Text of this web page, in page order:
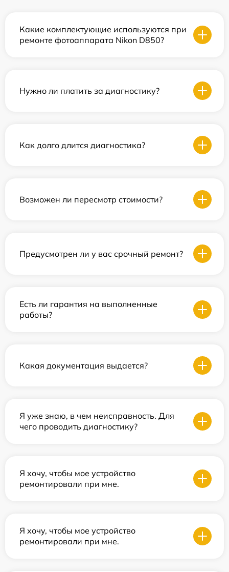
Какие комплектующие используются при
ремонте фотоаппарата Nikon D850?
Нужно ли платить за диагностику?
Как долго длится диагностика?
Возможен ли пересмотр стоимости?
Предусмотрен ли у вас срочный ремонт?
Есть ли гарантия на выполненные
работы?
Какая документация выдается?
Я уже знаю, в чем неисправность. Для
чего проводить диагностику?
Я хочу, чтобы мое устройство
ремонтировали при мне.
Я хочу, чтобы мое устройство
ремонтировали при мне.